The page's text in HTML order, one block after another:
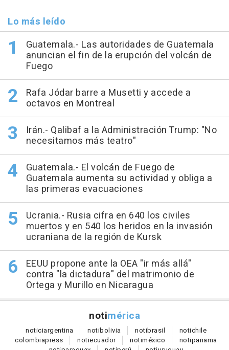
Lo más leído
Guatemala.- Las autoridades de Guatemala
anuncian el fin de la erupción del volcán de
Fuego
Rafa Jódar barre a Musetti y accede a
octavos en Montreal
Irán.- Qalibaf a la Administración Trump: "No
necesitamos más teatro"
Guatemala.- El volcán de Fuego de
Guatemala aumenta su actividad y obliga a
las primeras evacuaciones
Ucrania.- Rusia cifra en 640 los civiles
muertos y en 540 los heridos en la invasión
ucraniana de la región de Kursk
EEUU propone ante la OEA "ir más allá"
contra "la dictadura" del matrimonio de
Ortega y Murillo en Nicaragua
notimérica
noticiargentina notibolivia notibrasil notichile
colombiapress notiecuador notiméxico notipanama